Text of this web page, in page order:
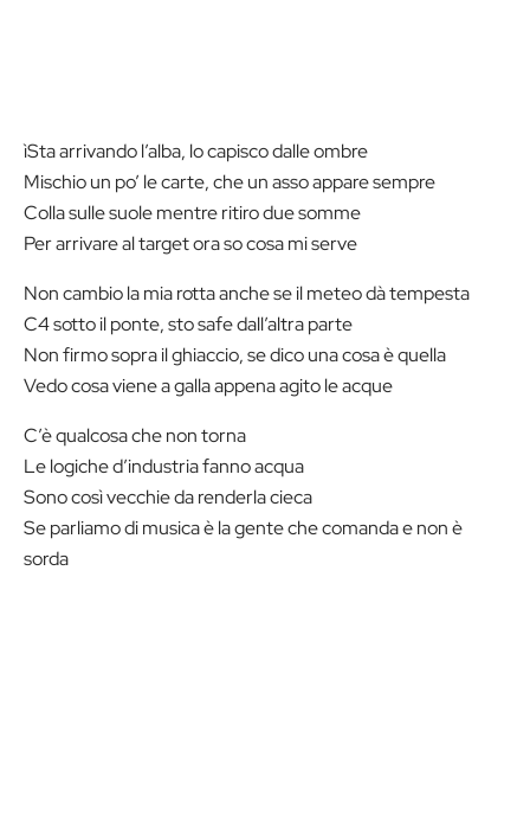
ìSta arrivando l’alba, lo capisco dalle ombre
Mischio un po’ le carte, che un asso appare sempre
Colla sulle suole mentre ritiro due somme
Per arrivare al target ora so cosa mi serve
Non cambio la mia rotta anche se il meteo dà tempesta
C4 sotto il ponte, sto safe dall’altra parte
Non firmo sopra il ghiaccio, se dico una cosa è quella
Vedo cosa viene a galla appena agito le acque
C’è qualcosa che non torna
Le logiche d’industria fanno acqua
Sono così vecchie da renderla cieca
Se parliamo di musica è la gente che comanda e non è
sorda